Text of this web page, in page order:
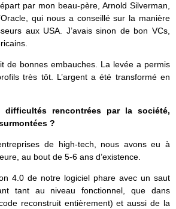
par mon beau-père, Arnold Silverman,
qui nous a conseillé sur la manière
aux USA. J’avais sinon de bon VCs,
de bonnes embauches. La levée a permis
très tôt. L’argent a été transformé en
rencontrées par la société,
?
de high-tech, nous avons eu à
au bout de 5-6 ans d’existence.
4.0 de notre logiciel phare avec un saut
tant au niveau fonctionnel, que dans
reconstruit entièrement) et aussi de la